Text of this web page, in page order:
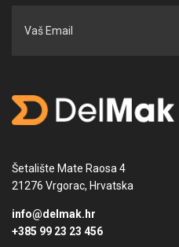
Šetalište Mate Raosa 4
21276 Vrgorac, Hrvatska
info@delmak.hr
+385 99 23 23 456